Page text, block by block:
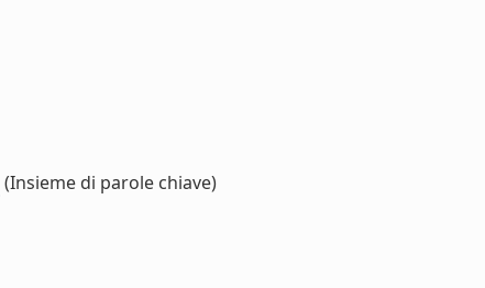
(Insieme di parole chiave)